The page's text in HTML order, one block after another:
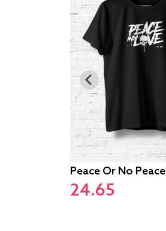
Peace Or No Peace
24.65